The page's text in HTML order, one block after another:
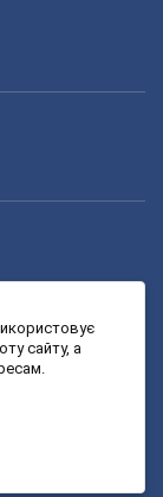
сайту, а